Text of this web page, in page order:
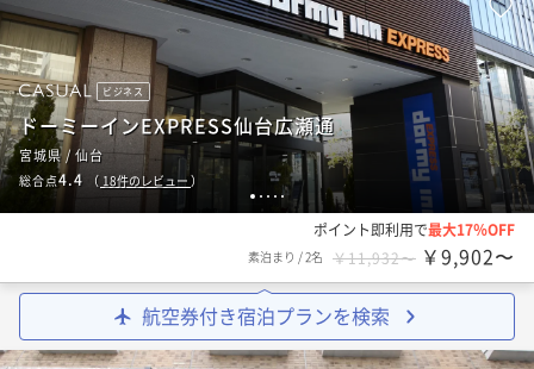
1 2 3 4 5
ビジネス
ドーミーインEXPRESS仙台広瀬通
宮城県 / 仙台
総合点4.4 （ 18件のレビュー ）
ポイント即利用で最大17％OFF
素泊まり /2名 ￥11,932〜 ￥9,902〜
航空券付き宿泊プランを検索